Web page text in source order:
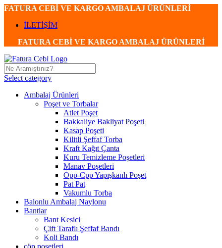
FATURA CEBİ VE KARGO AMBALAJ ÜRÜNLERİ
İLETİŞİM
FATURA CEBİ VE KARGO AMBALAJ ÜRÜNLERİ
Select category
Ambalaj Ürünleri
Poşet ve Torbalar
Atlet Poşet
Bakkaliye Bakliyat Poşeti
Kasap Poşeti
Kilitli Şeffaf Torba
Kraft Kağıt Çanta
Kuru Temizleme Poşetleri
Manav Poşetleri
Opp-Cpp Yapışkanlı Poşet
Pat Pat
Vakumlu Torba
Balonlu Ambalaj Naylonu
Bantlar
Bant Kesici
Çift Taraflı Şeffaf Bandı
Koli Bandı
çöp poşetleri